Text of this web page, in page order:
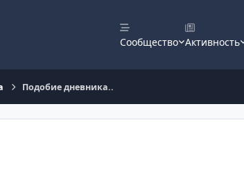
Сообщество Активность
Подобие дневника..